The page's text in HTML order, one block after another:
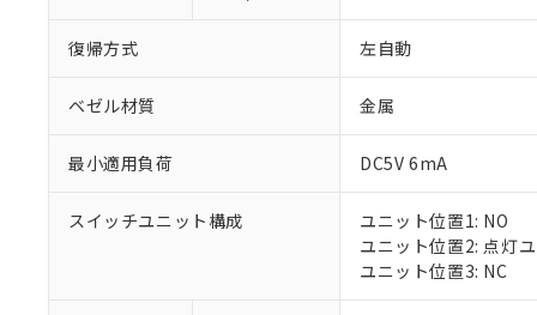
復帰方式 左自動
ベゼル材質 金属
最小適用負荷 DC5V 6mA
スイッチユニット構成
ユニット位置1: NO
ユニット位置2: 点灯
ユニット位置3: NC